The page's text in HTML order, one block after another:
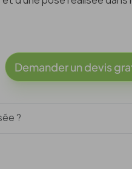
Demander un devis
?